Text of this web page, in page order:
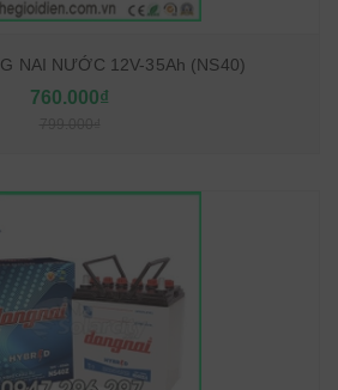
NAI NƯỚC 12V-35Ah (NS40)
760.000₫